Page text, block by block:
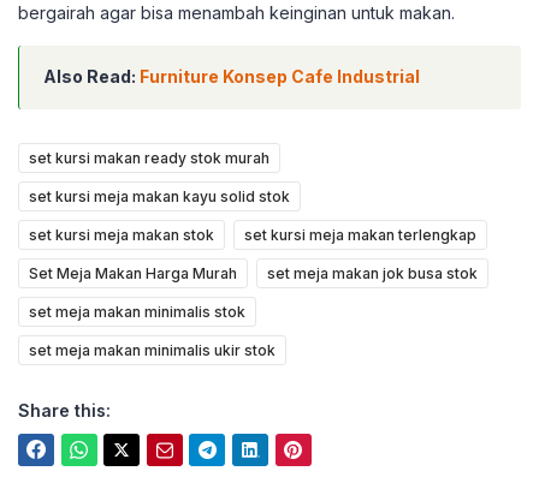
bergairah agar bisa menambah keinginan untuk makan.
Also Read: Furniture Konsep Cafe Industrial
set kursi makan ready stok murah
set kursi meja makan kayu solid stok
set kursi meja makan stok set kursi meja makan terlengkap
Set Meja Makan Harga Murah set meja makan jok busa stok
set meja makan minimalis stok
set meja makan minimalis ukir stok
Share this: